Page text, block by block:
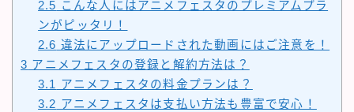
2.5 こんな人にはアニメフェスタのプレミアムプラ
ンがピッタリ！
2.6 違法にアップロードされた動画にはご注意を！
3 アニメフェスタの登録と解約方法は？
3.1 アニメフェスタの料金プランは？
3.2 アニメフェスタは支払い方法も豊富で安心！